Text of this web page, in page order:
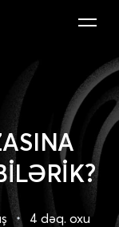
4 dəq. oxu